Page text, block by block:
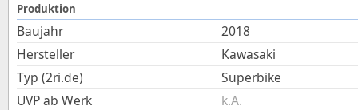
Produktion
Baujahr
2018
Hersteller
Kawasaki
Typ (2ri.de)
Superbike
UVP ab Werk
k.A.